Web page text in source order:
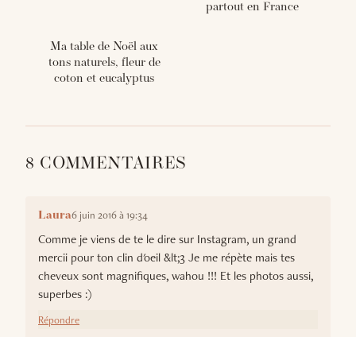
partout en France
Ma table de Noël aux
tons naturels, fleur de
coton et eucalyptus
8 COMMENTAIRES
Laura6 juin 2016 à 19:34
Comme je viens de te le dire sur Instagram, un grand
mercii pour ton clin d'oeil &lt;3 Je me répète mais tes
cheveux sont magnifiques, wahou !!! Et les photos aussi,
superbes :)
Répondre